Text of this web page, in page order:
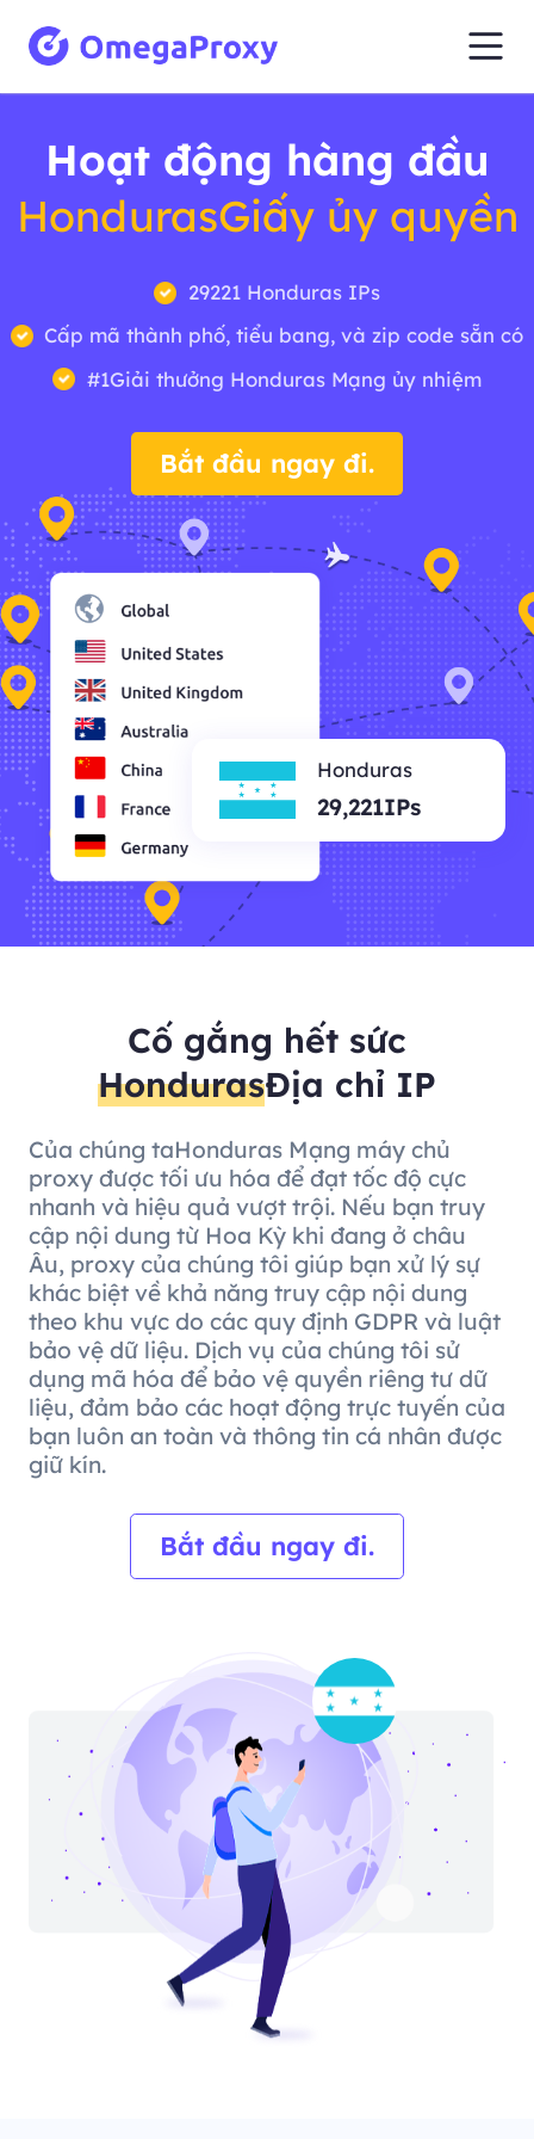
Hoạt động hàng đầu
HondurasGiấy ủy quyền
29221 Honduras IPs
Cấp mã thành phố, tiểu bang, và zip code sẵn có
#1Giải thưởng Honduras Mạng ủy nhiệm
Bắt đầu ngay đi.
Honduras
29,221IPs
Cố gắng hết sức
HondurasĐịa chỉ IP
Của chúng taHonduras Mạng máy chủ
proxy được tối ưu hóa để đạt tốc độ cực
nhanh và hiệu quả vượt trội. Nếu bạn truy
cập nội dung từ Hoa Kỳ khi đang ở châu
Âu, proxy của chúng tôi giúp bạn xử lý sự
khác biệt về khả năng truy cập nội dung
theo khu vực do các quy định GDPR và luật
bảo vệ dữ liệu. Dịch vụ của chúng tôi sử
dụng mã hóa để bảo vệ quyền riêng tư dữ
liệu, đảm bảo các hoạt động trực tuyến của
bạn luôn an toàn và thông tin cá nhân được
giữ kín.
Bắt đầu ngay đi.